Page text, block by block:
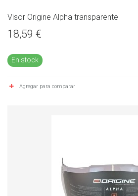
Visor Origine Alpha transparente
18,59 €
En stock
Agregar para comparar